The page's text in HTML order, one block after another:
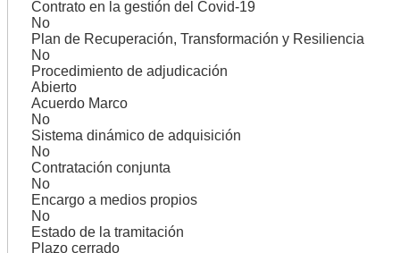
Contrato en la gestión del Covid-19
No
Plan de Recuperación, Transformación y Resiliencia
No
Procedimiento de adjudicación
Abierto
Acuerdo Marco
No
Sistema dinámico de adquisición
No
Contratación conjunta
No
Encargo a medios propios
No
Estado de la tramitación
Plazo cerrado